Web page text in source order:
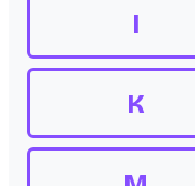
I
K